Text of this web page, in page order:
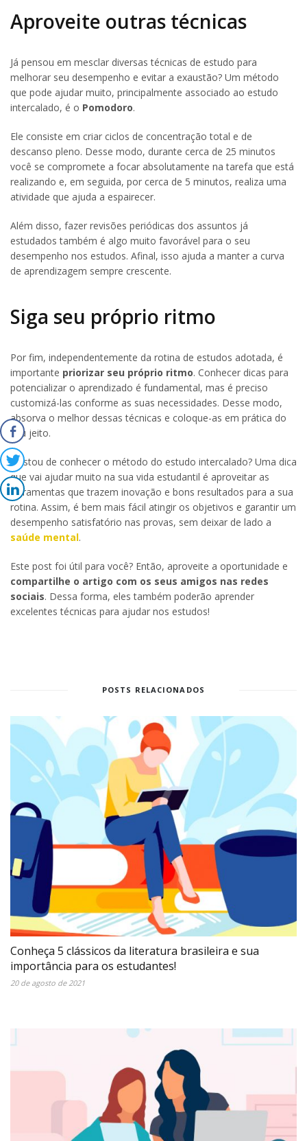
Aproveite outras técnicas
Já pensou em mesclar diversas técnicas de estudo para
melhorar seu desempenho e evitar a exaustão? Um método
que pode ajudar muito, principalmente associado ao estudo
intercalado, é o Pomodoro.
Ele consiste em criar ciclos de concentração total e de
descanso pleno. Desse modo, durante cerca de 25 minutos
você se compromete a focar absolutamente na tarefa que está
realizando e, em seguida, por cerca de 5 minutos, realiza uma
atividade que ajuda a espairecer.
Além disso, fazer revisões periódicas dos assuntos já
estudados também é algo muito favorável para o seu
desempenho nos estudos. Afinal, isso ajuda a manter a curva
de aprendizagem sempre crescente.
Siga seu próprio ritmo
Por fim, independentemente da rotina de estudos adotada, é
importante priorizar seu próprio ritmo. Conhecer dicas para
potencializar o aprendizado é fundamental, mas é preciso
customizá-las conforme as suas necessidades. Desse modo,
absorva o melhor dessas técnicas e coloque-as em prática do
seu jeito.
Gostou de conhecer o método do estudo intercalado? Uma dica
que vai ajudar muito na sua vida estudantil é aproveitar as
ferramentas que trazem inovação e bons resultados para a sua
rotina. Assim, é bem mais fácil atingir os objetivos e garantir um
desempenho satisfatório nas provas, sem deixar de lado a
saúde mental.
Este post foi útil para você? Então, aproveite a oportunidade e
compartilhe o artigo com os seus amigos nas redes
sociais. Dessa forma, eles também poderão aprender
excelentes técnicas para ajudar nos estudos!
POSTS RELACIONADOS
Conheça 5 clássicos da literatura brasileira e sua
importância para os estudantes!
20 de agosto de 2021